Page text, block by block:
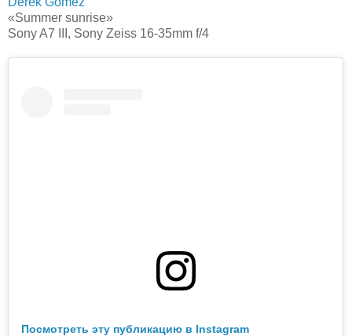
«Summer sunrise»
Sony A7 III, Sony Zeiss 16-35mm f/4
Посмотреть эту публикацию в Instagram